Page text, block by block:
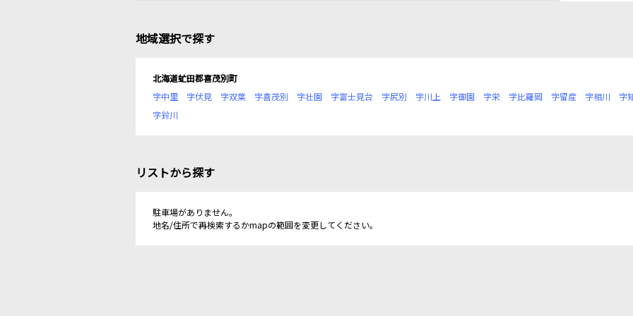
地域選択で探す
北海道虻田郡喜茂別町
字中里
字伏見 字双葉 字喜茂別 字壮園 字富士見台 字尻別 字川上 字御園 字栄 字比羅岡 字留産 字相川 字
字鈴川
リストから探す
駐車場がありません。
地名/住所で再検索するかmapの範囲を変更してください。